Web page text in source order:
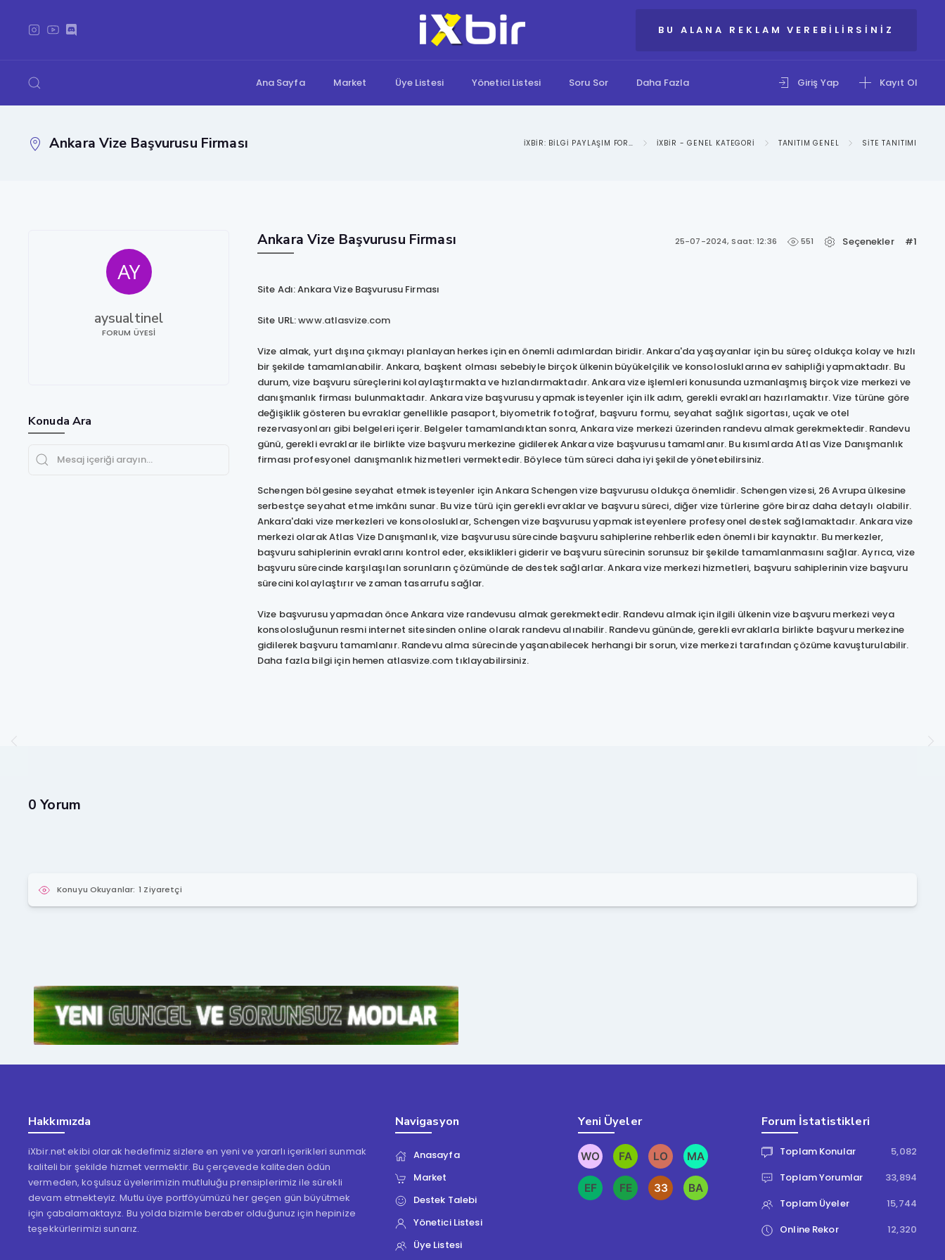
BU ALANA REKLAM VEREBILIRSINIZ
Ana Sayfa Market Üye Listesi Yönetici Listesi Soru Sor Daha Fazla Giriş Yap Kayıt Ol
Ankara Vize Başvurusu Firması IXBIR: BILGI PAYLAŞIM FORUMU IXBIR - GENEL KATEGORI TANITIM GENEL SITE TANITIMI
Ankara Vize Başvurusu Firması 25-07-2024, Saat: 12:36 551 Seçenekler #1
Site Adı: Ankara Vize Başvurusu Firması
Site URL:www.atlasvize.com
Vize almak, yurt dışına çıkmayı planlayan herkes için en önemli adımlardan biridir. Ankara'da yaşayanlar için bu süreç oldukça kolay ve hızlı
bir şekilde tamamlanabilir. Ankara, başkent olması sebebiyle birçok ülkenin büyükelçilik ve konsolosluklarına ev sahipliği yapmaktadır. Bu
durum, vize başvuru süreçlerini kolaylaştırmakta ve hızlandırmaktadır. Ankara vize işlemleri konusunda uzmanlaşmış birçok vize merkezi ve
danışmanlık firması bulunmaktadır. Ankara vize başvurusu yapmak isteyenler için ilk adım, gerekli evrakları hazırlamaktır. Vize türüne göre
değişiklik gösteren bu evraklar genellikle pasaport, biyometrik fotoğraf, başvuru formu, seyahat sağlık sigortası, uçak ve otel
rezervasyonları gibi belgeleri içerir. Belgeler tamamlandıktan sonra, Ankara vize merkezi üzerinden randevu almak gerekmektedir. Randevu
günü, gerekli evraklar ile birlikte vize başvuru merkezine gidilerek Ankara vize başvurusu tamamlanır. Bu kısımlarda Atlas Vize Danışmanlık
firması profesyonel danışmanlık hizmetleri vermektedir. Böylece tüm süreci daha iyi şekilde yönetebilirsiniz.
Schengen bölgesine seyahat etmek isteyenler için Ankara Schengen vize başvurusu oldukça önemlidir. Schengen vizesi, 26 Avrupa ülkesine
serbestçe seyahat etme imkânı sunar. Bu vize türü için gerekli evraklar ve başvuru süreci, diğer vize türlerine göre biraz daha detaylı olabilir.
Ankara'daki vize merkezleri ve konsolosluklar, Schengen vize başvurusu yapmak isteyenlere profesyonel destek sağlamaktadır. Ankara vize
merkezi olarak Atlas Vize Danışmanlık, vize başvurusu sürecinde başvuru sahiplerine rehberlik eden önemli bir kaynaktır. Bu merkezler,
başvuru sahiplerinin evraklarını kontrol eder, eksiklikleri giderir ve başvuru sürecinin sorunsuz bir şekilde tamamlanmasını sağlar. Ayrıca, vize
başvuru sürecinde karşılaşılan sorunların çözümünde de destek sağlarlar. Ankara vize merkezi hizmetleri, başvuru sahiplerinin vize başvuru
sürecini kolaylaştırır ve zaman tasarrufu sağlar.
Vize başvurusu yapmadan önce Ankara vize randevusu almak gerekmektedir. Randevu almak için ilgili ülkenin vize başvuru merkezi veya
konsolosluğunun resmi internet sitesinden online olarak randevu alınabilir. Randevu gününde, gerekli evraklarla birlikte başvuru merkezine
gidilerek başvuru tamamlanır. Randevu alma sürecinde yaşanabilecek herhangi bir sorun, vize merkezi tarafından çözüme kavuşturulabilir.
Daha fazla bilgi için hemen atlasvize.com tıklayabilirsiniz.
aysualtinel
FORUM ÜYESI
Konuda Ara
0 Yorum
Konuyu Okuyanlar: 1 Ziyaretçi
Hakkımızda
iXbir.net ekibi olarak hedefimiz sizlere en yeni ve yararlı içerikleri sunmak
kaliteli bir şekilde hizmet vermektir. Bu çerçevede kaliteden ödün
vermeden, koşulsuz üyelerimizin mutluluğu prensiplerimiz ile sürekli
devam etmekteyiz. Mutlu üye portföyümüzü her geçen gün büyütmek
için çabalamaktayız. Bu yolda bizimle beraber olduğunuz için hepinize
teşekkürlerimizi sunarız.
Navigasyon
Anasayfa
Market
Destek Talebi
Yönetici Listesi
Üye Listesi
Yeni Üyeler Forum İstatistikleri
Toplam Konular
5,082
Toplam Yorumlar
33,894
Toplam Üyeler
15,744
Online Rekor
12,320